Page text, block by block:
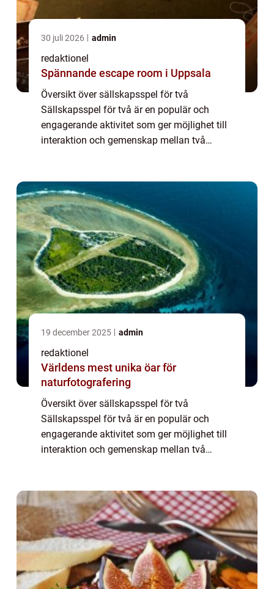
30 juli 2026 admin
redaktionel
Spännande escape room i Uppsala
Översikt över sällskapsspel för två
Sällskapsspel för två är en populär och
engagerande aktivitet som ger möjlighet till
interaktion och gemenskap mellan två
utmana...
19 december 2025 admin
redaktionel
Världens mest unika öar för
naturfotografering
Översikt över sällskapsspel för två
Sällskapsspel för två är en populär och
engagerande aktivitet som ger möjlighet till
interaktion och gemenskap mellan två
utmana...